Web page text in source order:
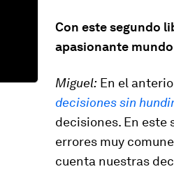
Con este segundo
apasionante
Miguel: En el
decisiones sin
decisiones. En este
errores muy
cuenta nuestras